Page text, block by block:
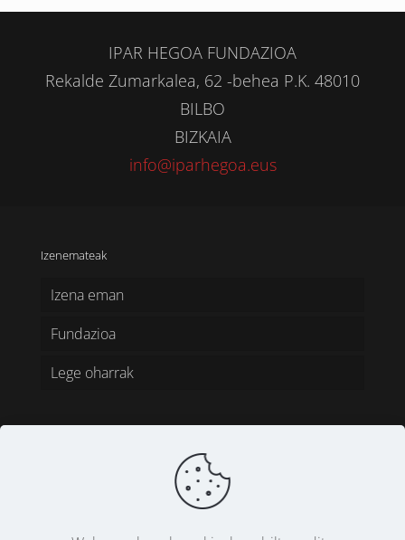
IPAR HEGOA FUNDAZIOA
Rekalde Zumarkalea, 62 -behea P.K. 48010
BILBO
BIZKAIA
info@iparhegoa.eus
Izenemateak
Izena eman
Fundazioa
Lege oharrak